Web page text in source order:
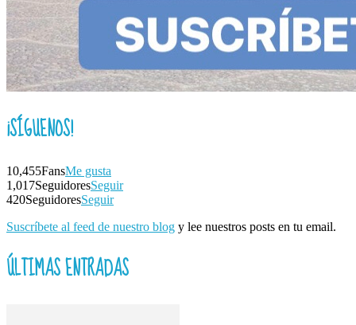
¡SÍGUENOS!
10,455FansMe gusta
1,017SeguidoresSeguir
420SeguidoresSeguir
Suscríbete al feed de nuestro blog y lee nuestros posts en tu email.
ÚLTIMAS ENTRADAS